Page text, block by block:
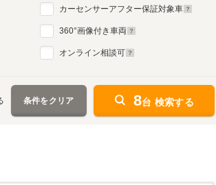
カーセンサーアフター保証対象車
360°画像付き車両
オンライン相談可
条件をクリア 8台 検索する